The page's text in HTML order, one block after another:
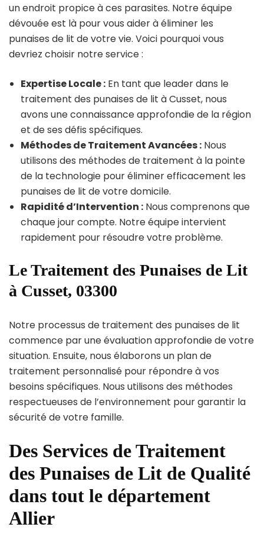
un endroit propice à ces parasites. Notre équipe
dévouée est là pour vous aider à éliminer les
punaises de lit de votre vie. Voici pourquoi vous
devriez choisir notre service :
Expertise Locale : En tant que leader dans le
traitement des punaises de lit à Cusset, nous
avons une connaissance approfondie de la région
et de ses défis spécifiques.
Méthodes de Traitement Avancées : Nous
utilisons des méthodes de traitement à la pointe
de la technologie pour éliminer efficacement les
punaises de lit de votre domicile.
Rapidité d’Intervention : Nous comprenons que
chaque jour compte. Notre équipe intervient
rapidement pour résoudre votre problème.
Le Traitement des Punaises de Lit
à Cusset, 03300
Notre processus de traitement des punaises de lit
commence par une évaluation approfondie de votre
situation. Ensuite, nous élaborons un plan de
traitement personnalisé pour répondre à vos
besoins spécifiques. Nous utilisons des méthodes
respectueuses de l’environnement pour garantir la
sécurité de votre famille.
Des Services de Traitement
des Punaises de Lit de Qualité
dans tout le département
Allier